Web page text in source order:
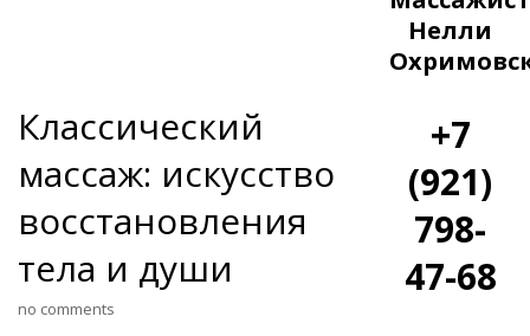
Классический
массаж: искусство
восстановления
тела и души
no comments
Нелли
+7
(921)
798-
47-68